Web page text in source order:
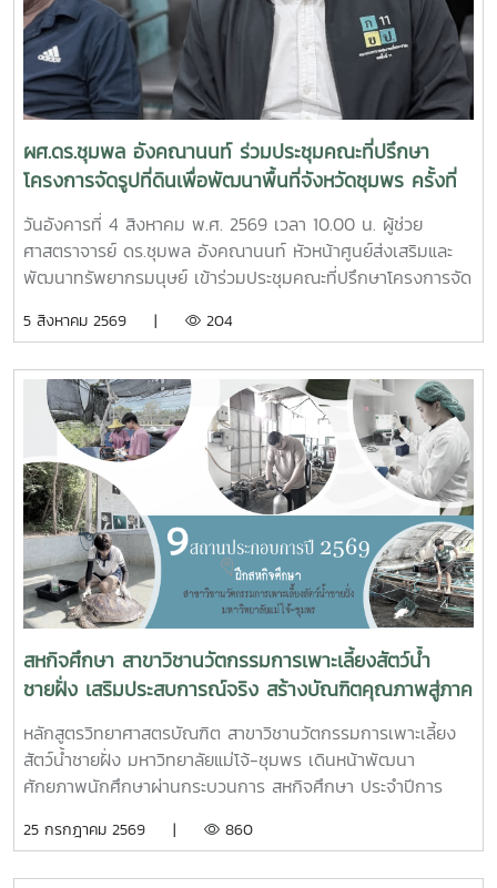
ผศ.ดร.ชุมพล อังคณานนท์ ร่วมประชุมคณะที่ปรึกษา
โครงการจัดรูปที่ดินเพื่อพัฒนาพื้นที่จังหวัดชุมพร ครั้งที่
2/2569
วันอังคารที่ 4 สิงหาคม พ.ศ. 2569 เวลา 10.00 น. ผู้ช่วย
ศาสตราจารย์ ดร.ชุมพล อังคณานนท์ หัวหน้าศูนย์ส่งเสริมและ
พัฒนาทรัพยากรมนุษย์ เข้าร่วมประชุมคณะที่ปรึกษาโครงการจัด
รวม สาย ก3 และ ก4ในเขตผังเมืองรวมชุมชนปากน้ำหลังสวน
ศาลากลางจังหวัดชุมพร โดยมีนายจักรพงศ์ นิลไพรัช ธนารักษ์
พื้นที่ชุมพร เป็นประธานในการประชุมในการนี้ นายอุดม จิตตวงค์
โยธาธิการและผังเมืองจังหวัดชุมพร พร้อมด้วยคณะที่ปรึกษา
โครงการจัดรูปที่ดินเพื่อพัฒนาพื้นที่ส่วนจังหวัดชุมพร บริเวณ
ถนนผังเมืองรวม สาย ก3 และก4 ในเขตผังเมืองรวมชุมชน
ปากน้ำหลังสวน เข้าร่วมการประชุมฯ ดังกล่าว เพื่อพิจารณาขอ
ความเห็นชอบค่าชดเชยต้นไม้และพืชผล และค่าชดเชยอาคารและ
สิ่งปลูกสร้างจากกองทุนจัดรูปที่ดินเพื่อพัฒนาพื้นที่มติที่ประชุม
รับทราบรายละเอียดราคาและเห็นควรให้เสนอคณะกรรมการ
จังหวัดขอรับเงินอุดหนุนจากกกองทุนจัดรูปเพื่อพัฒนาพื้นที่
5 สิงหาคม 2569 | 204
สหกิจศึกษา สาขาวิชานวัตกรรมการเพาะเลี้ยงสัตว์น้ำ
ชายฝั่ง เสริมประสบการณ์จริง สร้างบัณฑิตคุณภาพสู่ภาค
อุตสาหกรรมการผลิตสัตว์น้ำ
หลักสูตรวิทยาศาสตรบัณฑิต สาขาวิชานวัตกรรมการเพาะเลี้ยง
สัตว์น้ำชายฝั่ง มหาวิทยาลัยแม่โจ้-ชุมพร เดินหน้าพัฒนา
ศักยภาพนักศึกษาผ่านกระบวนการ สหกิจศึกษา ประจำปีการ
การและหน่วยงานภาคีเครือข่ายเป็นระยะเวลา 4 เดือน เพื่อให้
25 กรกฎาคม 2569 | 860